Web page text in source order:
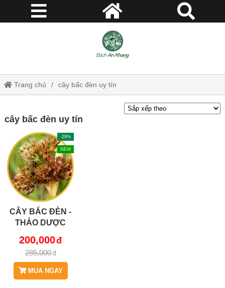
Trang chủ cây bấc đèn uy tín
cây bấc đèn uy tín
-29%
NEW
CÂY BẤC ĐÈN -
THẢO DƯỢC
KHANG BAK804
200,000
285,000
MUA NGAY